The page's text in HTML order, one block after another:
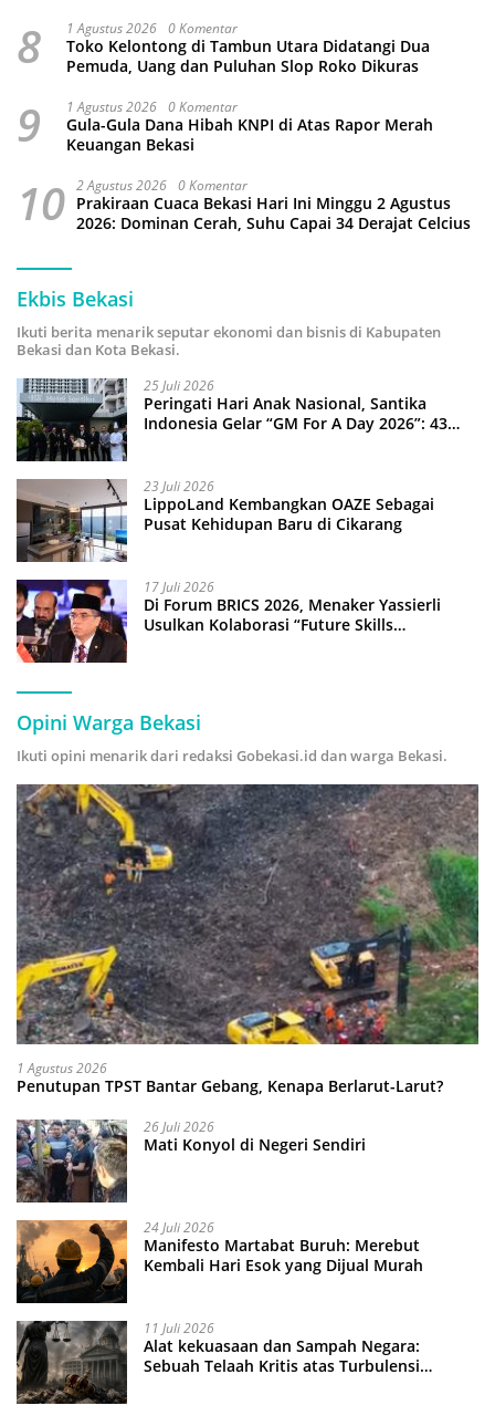
8 1 Agustus 2026 0 Komentar
Toko Kelontong di Tambun Utara Didatangi Dua
Pemuda, Uang dan Puluhan Slop Roko Dikuras
9 1 Agustus 2026 0 Komentar
Gula-Gula Dana Hibah KNPI di Atas Rapor Merah
Keuangan Bekasi
10 2 Agustus 2026 0 Komentar
Prakiraan Cuaca Bekasi Hari Ini Minggu 2 Agustus
2026: Dominan Cerah, Suhu Capai 34 Derajat Celcius
Ekbis Bekasi
Ikuti berita menarik seputar ekonomi dan bisnis di Kabupaten
Bekasi dan Kota Bekasi.
25 Juli 2026
Peringati Hari Anak Nasional, Santika
Indonesia Gelar “GM For A Day 2026”: 43
23 Juli 2026
LippoLand Kembangkan OAZE Sebagai
Pusat Kehidupan Baru di Cikarang
17 Juli 2026
Di Forum BRICS 2026, Menaker Yassierli
Usulkan Kolaborasi “Future Skills
Opini Warga Bekasi
Ikuti opini menarik dari redaksi Gobekasi.id dan warga Bekasi.
1 Agustus 2026
Penutupan TPST Bantar Gebang, Kenapa Berlarut-Larut?
26 Juli 2026
Mati Konyol di Negeri Sendiri
24 Juli 2026
Manifesto Martabat Buruh: Merebut
Kembali Hari Esok yang Dijual Murah
11 Juli 2026
Alat kekuasaan dan Sampah Negara:
Sebuah Telaah Kritis atas Turbulensi